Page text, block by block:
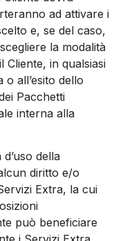
ad attivare i
e, se del caso,
la modalità
Cliente, in qualsiasi
all’esito dello
Pacchetti
interna alla
della
diritto e/o
Extra, la cui
può beneficiare